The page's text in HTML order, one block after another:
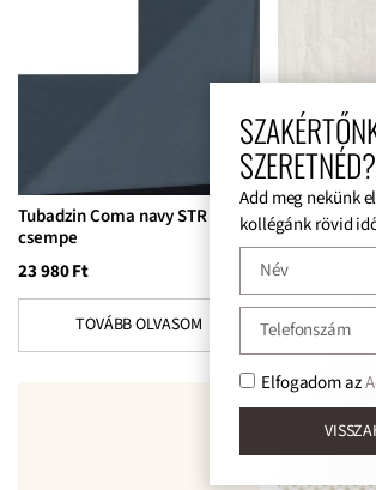
Tubadzin Coma navy STR
csempe
23 980Ft
TOVÁBB OLVASOM
Tubadzin
13 300Ft
SZERETNÉD?
Add meg nekünk
kollégánk rövid
Elfogadom az